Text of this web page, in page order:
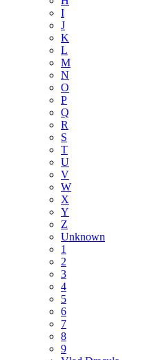
I
J
K
L
M
N
O
P
Q
R
S
T
U
V
W
X
Y
Z
Unknown
1
2
3
4
5
6
7
8
9